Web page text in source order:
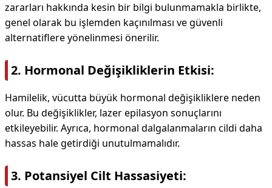
zararları hakkında kesin bir bilgi bulunmamakla birlikte,
genel olarak bu işlemden kaçınılması ve güvenli
alternatiflere yönelinmesi önerilir.
2. Hormonal Değişikliklerin Etkisi:
Hamilelik, vücutta büyük hormonal değişikliklere neden
olur. Bu değişiklikler, lazer epilasyon sonuçlarını
etkileyebilir. Ayrıca, hormonal dalgalanmaların cildi daha
hassas hale getirdiği unutulmamalıdır.
3. Potansiyel Cilt Hassasiyeti: